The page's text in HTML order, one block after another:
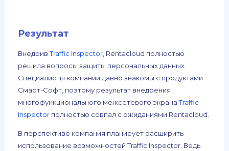
Результат
ВнедривTraffic Inspector , Rentacloud полностью
решила вопросы защиты персональных данных.
Специалисты компании давно знакомы с продуктами
Смарт-Софт, поэтому результат внедрения
многофункционального межсетевого экранаTraffic
Inspector полностью совпал с ожиданиями Rentacloud.
В перспективе компания планирует расширить
использование возможностей Traffic Inspector. Ведь